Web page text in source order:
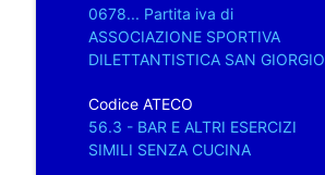
0678... Partita iva di
ASSOCIAZIONE SPORTIVA
DILETTANTISTICA SAN GIORGIO
Codice ATECO
56.3 - BAR E ALTRI ESERCIZI
SIMILI SENZA CUCINA